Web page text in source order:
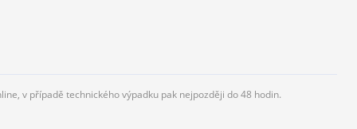
v případě technického výpadku pak nejpozději do 48 hodin.